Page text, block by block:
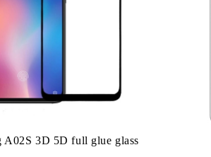
A02S 3D 5D full glue glass